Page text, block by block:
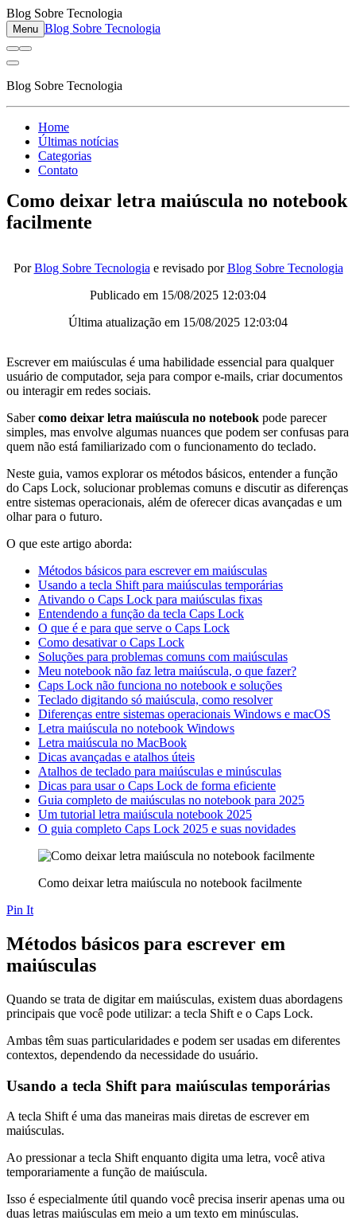
Blog Sobre Tecnologia
Menu Blog Sobre Tecnologia
Blog Sobre Tecnologia
Home
Últimas notícias
Categorias
Contato
Como deixar letra maiúscula no notebook
facilmente
PorBlog Sobre Tecnologia e revisado porBlog Sobre Tecnologia
Publicado em 15/08/2025 12:03:04
Última atualização em 15/08/2025 12:03:04
Escrever em maiúsculas é uma habilidade essencial para qualquer
usuário de computador, seja para compor e-mails, criar documentos
ou interagir em redes sociais.
Sabercomo deixar letra maiúscula no notebook pode parecer
simples, mas envolve algumas nuances que podem ser confusas para
quem não está familiarizado com o funcionamento do teclado.
Neste guia, vamos explorar os métodos básicos, entender a função
do Caps Lock, solucionar problemas comuns e discutir as diferenças
entre sistemas operacionais, além de oferecer dicas avançadas e um
olhar para o futuro.
O que este artigo aborda:
Métodos básicos para escrever em maiúsculas
Usando a tecla Shift para maiúsculas temporárias
Ativando o Caps Lock para maiúsculas fixas
Entendendo a função da tecla Caps Lock
O que é e para que serve o Caps Lock
Como desativar o Caps Lock
Soluções para problemas comuns com maiúsculas
Meu notebook não faz letra maiúscula, o que fazer?
Caps Lock não funciona no notebook e soluções
Teclado digitando só maiúscula, como resolver
Diferenças entre sistemas operacionais Windows e macOS
Letra maiúscula no notebook Windows
Letra maiúscula no MacBook
Dicas avançadas e atalhos úteis
Atalhos de teclado para maiúsculas e minúsculas
Dicas para usar o Caps Lock de forma eficiente
Guia completo de maiúsculas no notebook para 2025
Um tutorial letra maiúscula notebook 2025
O guia completo Caps Lock 2025 e suas novidades
Como deixar letra maiúscula no notebook facilmente
Pin It
Métodos básicos para escrever em
maiúsculas
Quando se trata de digitar em maiúsculas, existem duas abordagens
principais que você pode utilizar: a tecla Shift e o Caps Lock.
Ambas têm suas particularidades e podem ser usadas em diferentes
contextos, dependendo da necessidade do usuário.
Usando a tecla Shift para maiúsculas temporárias
A tecla Shift é uma das maneiras mais diretas de escrever em
maiúsculas.
Ao pressionar a tecla Shift enquanto digita uma letra, você ativa
temporariamente a função de maiúscula.
Isso é especialmente útil quando você precisa inserir apenas uma ou
duas letras maiúsculas em meio a um texto em minúsculas.